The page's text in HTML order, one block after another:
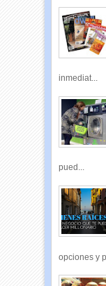
inmediat...
pued...
opciones y